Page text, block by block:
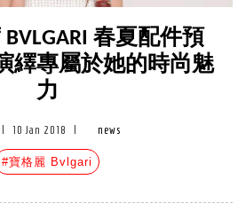
春夏配件預
繹專屬於她的時尚魅
力
10 Jan 2018 news
#寶格麗 Bvlgari